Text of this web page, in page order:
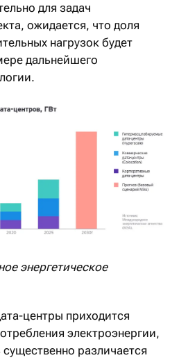
для задач
ожидается, что доля
нагрузок будет
дальнейшего
энергетическое
центры приходится
электроэнергии,
различается